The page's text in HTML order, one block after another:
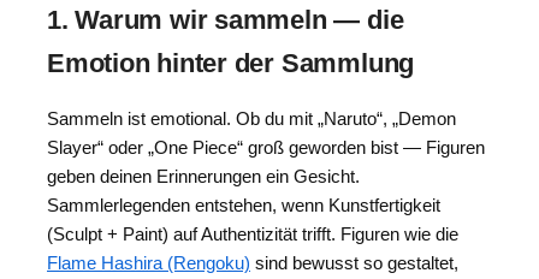
1. Warum wir sammeln — die
Emotion hinter der Sammlung
Sammeln ist emotional. Ob du mit „Naruto“, „Demon
Slayer“ oder „One Piece“ groß geworden bist — Figuren
geben deinen Erinnerungen ein Gesicht.
Sammlerlegenden entstehen, wenn Kunstfertigkeit
(Sculpt + Paint) auf Authentizität trifft. Figuren wie die
Flame Hashira (Rengoku) sind bewusst so gestaltet,